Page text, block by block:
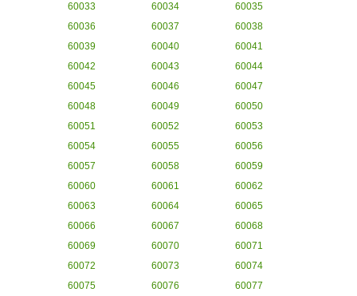
60033
60034
60035
60036
60037
60038
60039
60040
60041
60042
60043
60044
60045
60046
60047
60048
60049
60050
60051
60052
60053
60054
60055
60056
60057
60058
60059
60060
60061
60062
60063
60064
60065
60066
60067
60068
60069
60070
60071
60072
60073
60074
60075
60076
60077